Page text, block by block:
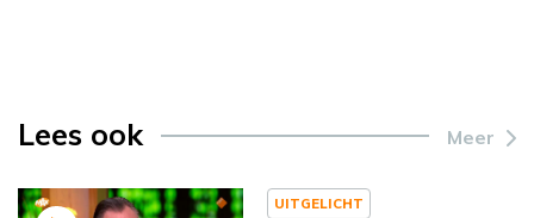
Lees ook Meer
UITGELICHT